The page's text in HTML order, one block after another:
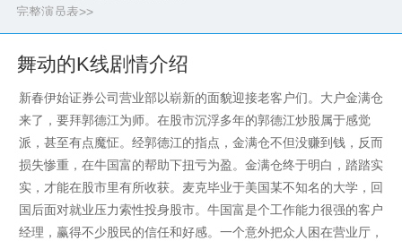
完整演员表>>
舞动的K线剧情介绍
新春伊始证券公司营业部以崭新的面貌迎接老客户们。大户金满仓
来了，要拜郭德江为师。在股市沉浮多年的郭德江炒股属于感觉
派，甚至有点魔怔。经郭德江的指点，金满仓不但没赚到钱，反而
损失惨重，在牛国富的帮助下扭亏为盈。金满仓终于明白，踏踏实
实，才能在股市里有所收获。麦克毕业于美国某不知名的大学，回
国后面对就业压力索性投身股市。牛国富是个工作能力很强的客户
经理，赢得不少股民的信任和好感。一个意外把众人困在营业厅，